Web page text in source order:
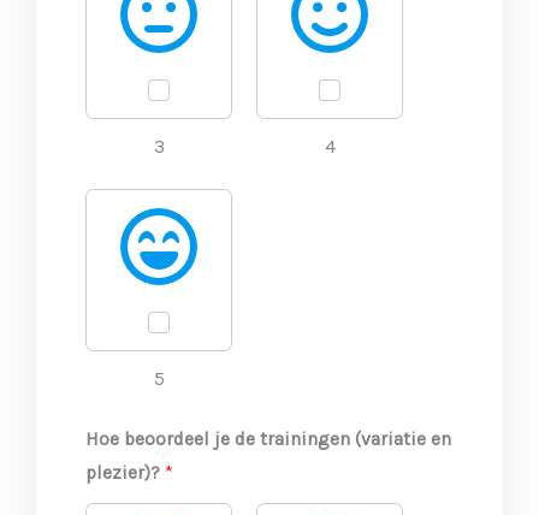
3 4
5
Hoe beoordeel je de trainingen (variatie en
plezier)? *